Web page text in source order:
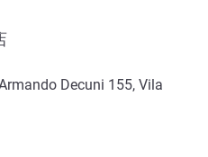
Decuni 155, Vila